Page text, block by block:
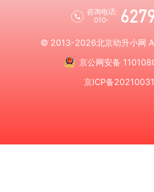
咨询电话:
010-
© 2013-2026北京幼升小网
京公网安备
京ICP备